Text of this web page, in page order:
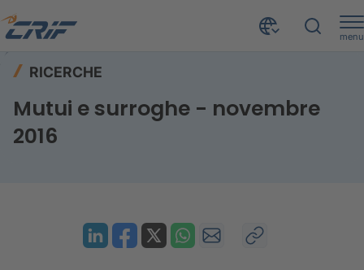
menu
Mutui e surroghe - novembre 2016
RICERCHE
Mutui e surroghe - novembre
2016